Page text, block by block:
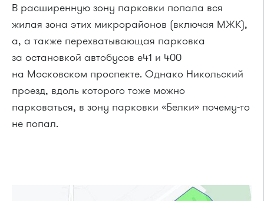
В расширенную зону парковки попала вся
жилая зона этих микрорайонов (включая МЖК),
а, а также перехватывающая парковка
за остановкой автобусов e41 и 400
на Московском проспекте. Однако Никольский
проезд, вдоль которого тоже можно
парковаться, в зону парковки «Белки» почему-то
не попал.